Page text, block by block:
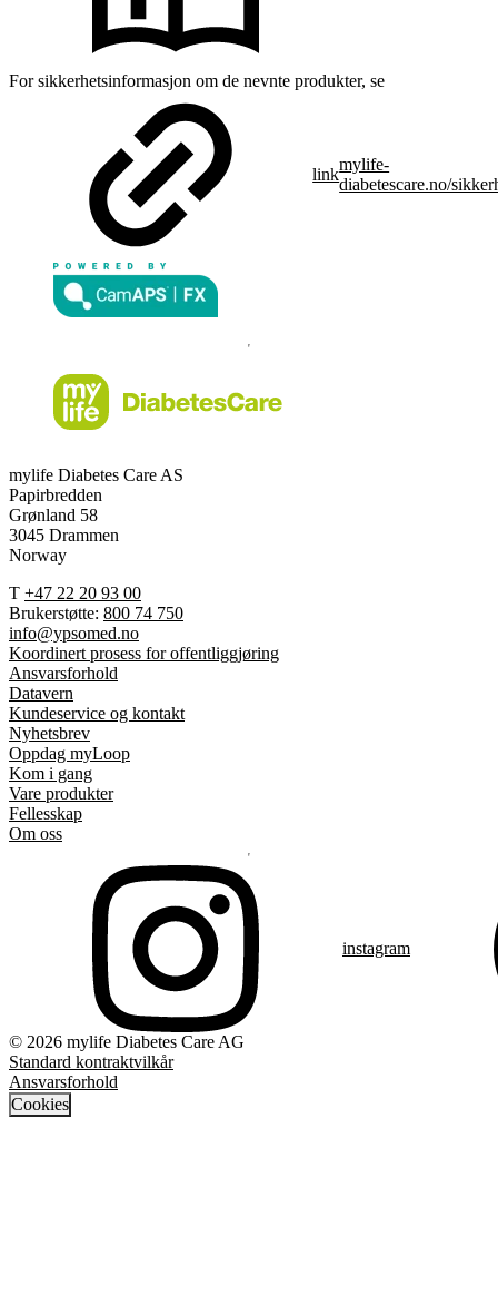
For sikkerhetsinformasjon om de nevnte produkter, se
link
mylife-
diabetescare.no/
mylife Diabetes Care AS
Papirbredden
Grønland 58
3045 Drammen
Norway
T +47 22 20 93 00
Brukerstøtte: 800 74 750
info@ypsomed.no
Koordinert prosess for offentliggjøring
Ansvarsforhold
Datavern
Kundeservice og kontakt
Nyhetsbrev
Oppdag myLoop
Kom i gang
Vare produkter
Fellesskap
Om oss
instagram
© 2026 mylife Diabetes Care AG
Standard kontraktvilkår
Ansvarsforhold
Cookies